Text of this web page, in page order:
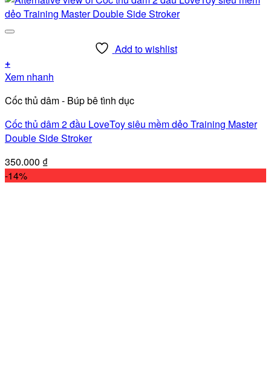
Add to wishlist
+
Xem nhanh
Cốc thủ dâm - Búp bê tình dục
Cốc thủ dâm 2 đầu LoveToy siêu mềm dẻo Training Master
Double Side Stroker
350.000 ₫
-14%